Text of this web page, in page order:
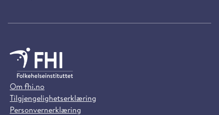
Om fhi.no
Tilgjengelighetserklæring
Personvernerklæring